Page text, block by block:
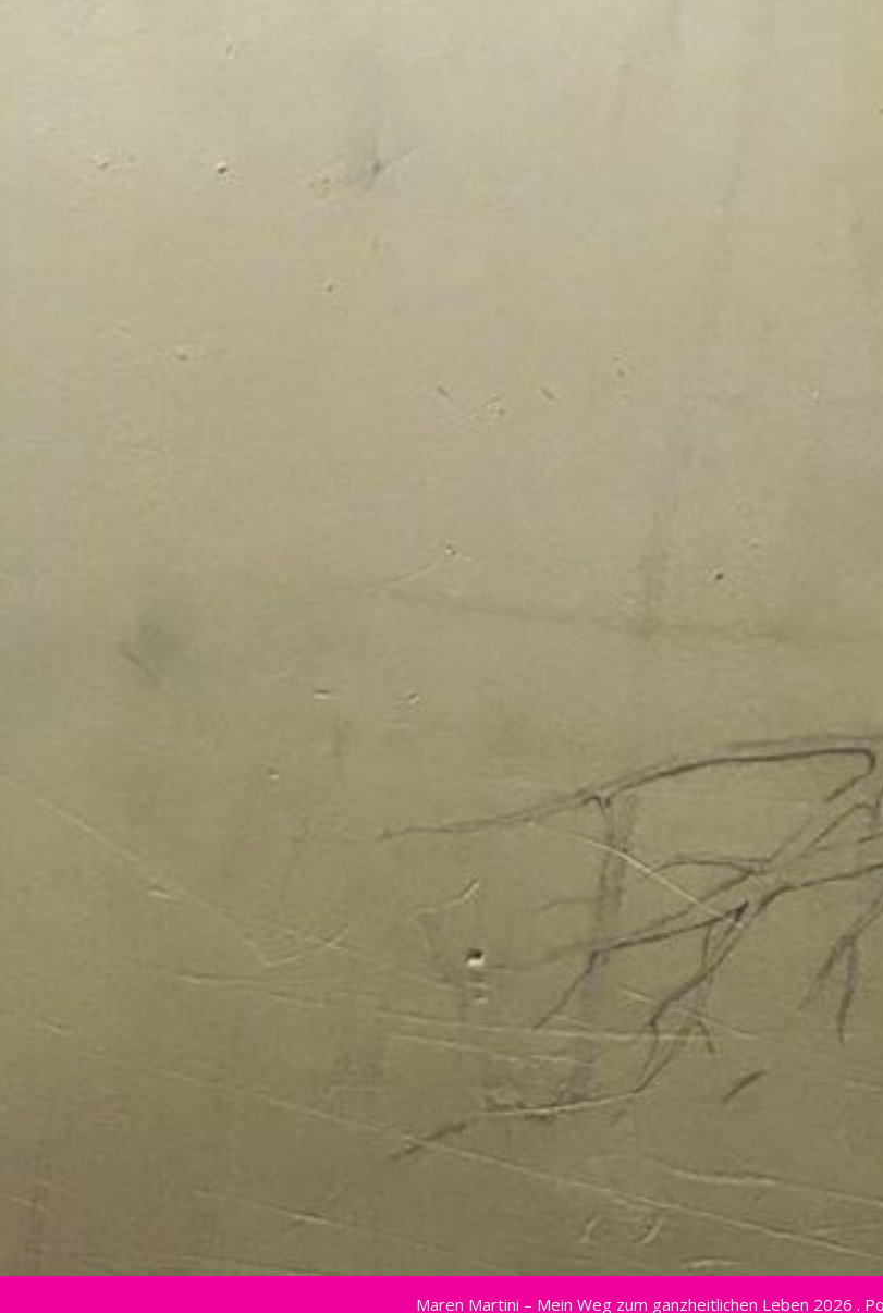
Maren Martini – Mein Weg zum ganzheitlichen Leben 2026 .